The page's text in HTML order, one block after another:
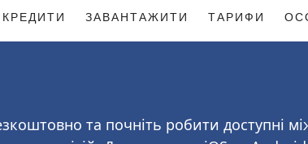
ЗАВАНТАЖИТИ ТАРИФИ
та почніть робити доступні